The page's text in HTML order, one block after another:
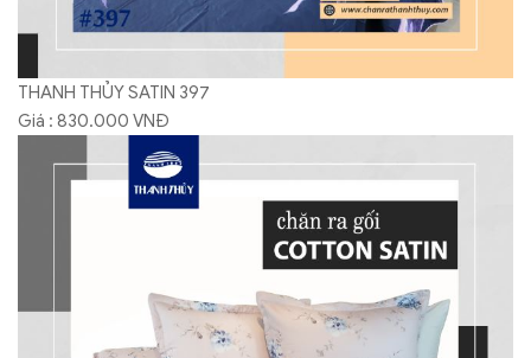
THANH THỦY SATIN 397
Giá : 830.000 VNĐ